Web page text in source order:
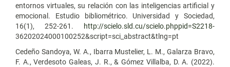
entornos virtuales, su relación con las inteligencias artificial y
emocional. Estudio bibliométrico. Universidad y Sociedad,
16(1), 252-261.
http://scielo.sld.cu/scielo.phppid=S2218-
36202024000100252&script=sci_abstract&tlng=pt
Cedeño Sandoya, W. A., Ibarra Mustelier, L. M., Galarza Bravo,
F. A., Verdesoto Galeas, J. R., & Gómez Villalba, D. A. (2022).